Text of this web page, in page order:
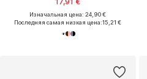
Изначальная цена: 24,90 €
Последняя самая низкая цена:15,21 €